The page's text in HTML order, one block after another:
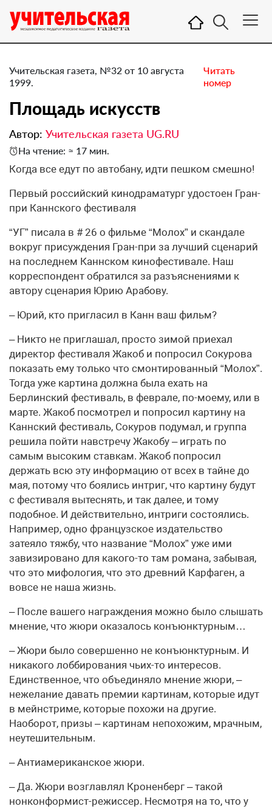
Учительская газета, №32 от 10 августа
1999.
Читать
номер
Площадь искусств
Автор: Учительская газета UG.RU
На чтение: ≈ 17 мин.
Когда все едут по автобану, идти пешком смешно!
Первый российский кинодраматург удостоен Гран-
при Каннского фестиваля
“УГ” писала в # 26 о фильме “Молох” и скандале
вокруг присуждения Гран-при за лучший сценарий
на последнем Каннском кинофестивале. Наш
корреспондент обратился за разъяснениями к
автору сценария Юрию Арабову.
– Юрий, кто пригласил в Канн ваш фильм?
– Никто не приглашал, просто зимой приехал
директор фестиваля Жакоб и попросил Сокурова
показать ему только что смонтированный “Молох”.
Тогда уже картина должна была ехать на
Берлинский фестиваль, в феврале, по-моему, или в
марте. Жакоб посмотрел и попросил картину на
Каннский фестиваль, Сокуров подумал, и группа
решила пойти навстречу Жакобу – играть по
самым высоким ставкам. Жакоб попросил
держать всю эту информацию от всех в тайне до
мая, потому что боялись интриг, что картину будут
с фестиваля вытеснять, и так далее, и тому
подобное. И действительно, интриги состоялись.
Например, одно французское издательство
затеяло тяжбу, что название “Молох” уже ими
завизировано для какого-то там романа, забывая,
что это мифология, что это древний Карфаген, а
вовсе не наша жизнь.
– После вашего награждения можно было слышать
мнение, что жюри оказалось конъюнктурным…
– Жюри было совершенно не конъюнктурным. И
никакого лоббирования чьих-то интересов.
Единственное, что объединяло мнение жюри, –
нежелание давать премии картинам, которые идут
в мейнстриме, которые похожи на другие.
Наоборот, призы – картинам непохожим, мрачным,
неутешительным.
– Антиамериканское жюри.
– Да. Жюри возглавлял Кроненберг – такой
нонконформист-режиссер. Несмотря на то, что у